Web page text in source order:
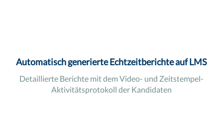
Automatisch generierte Echtzeitberichte auf LMS
Detaillierte Berichte mit dem Video- und Zeitstempel-
Aktivitätsprotokoll der Kandidaten